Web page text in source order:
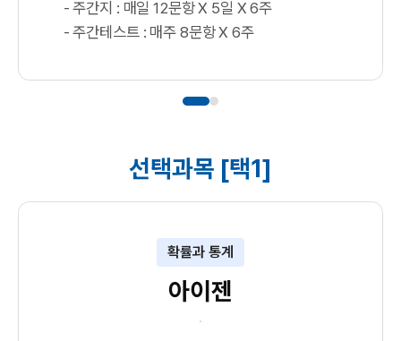
- 주간지 : 매일 12문항 X 5일 X 6주
- 주간테스트 : 매주 8문항 X 6주
선택과목 [택1]
확률과 통계
아이젠